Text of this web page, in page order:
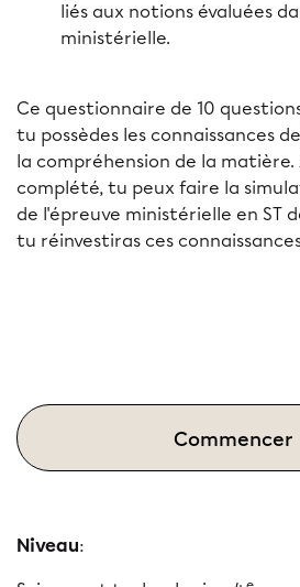
liés aux notions évaluées
ministérielle.
Ce questionnaire de 10
tu possèdes les connaissances
la compréhension de la matière.
complété, tu peux faire la
de l'épreuve ministérielle en ST
tu réinvestiras ces
Commencer
Niveau: